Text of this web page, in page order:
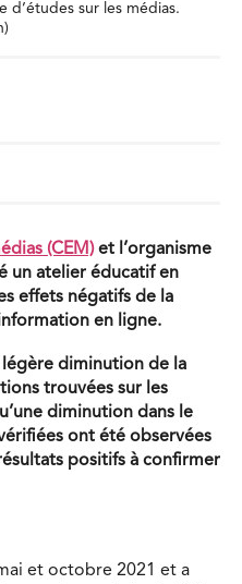
sur les médias.
(CEM)et l’organisme
un atelier éducatif en
effets négatifs de la
en ligne.
diminution de la
trouvées sur les
diminution dans le
ont été observées
positifs à confirmer
et octobre 2021 et a